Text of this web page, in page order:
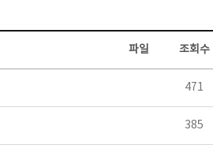
파일 조회수
471
385